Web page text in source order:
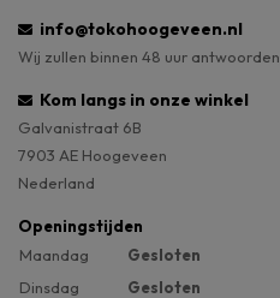
info@tokohoogeveen.nl
Wij zullen binnen 48 uur antwoorden
Kom langs in onze winkel
Galvanistraat 6B
7903 AE Hoogeveen
Nederland
Openingstijden
Maandag
Gesloten
Dinsdag
Gesloten